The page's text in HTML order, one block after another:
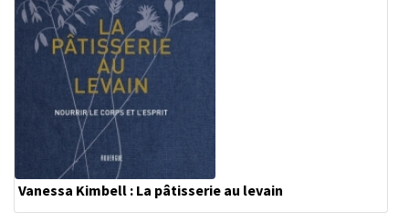
Vanessa Kimbell : La pâtisserie au levain